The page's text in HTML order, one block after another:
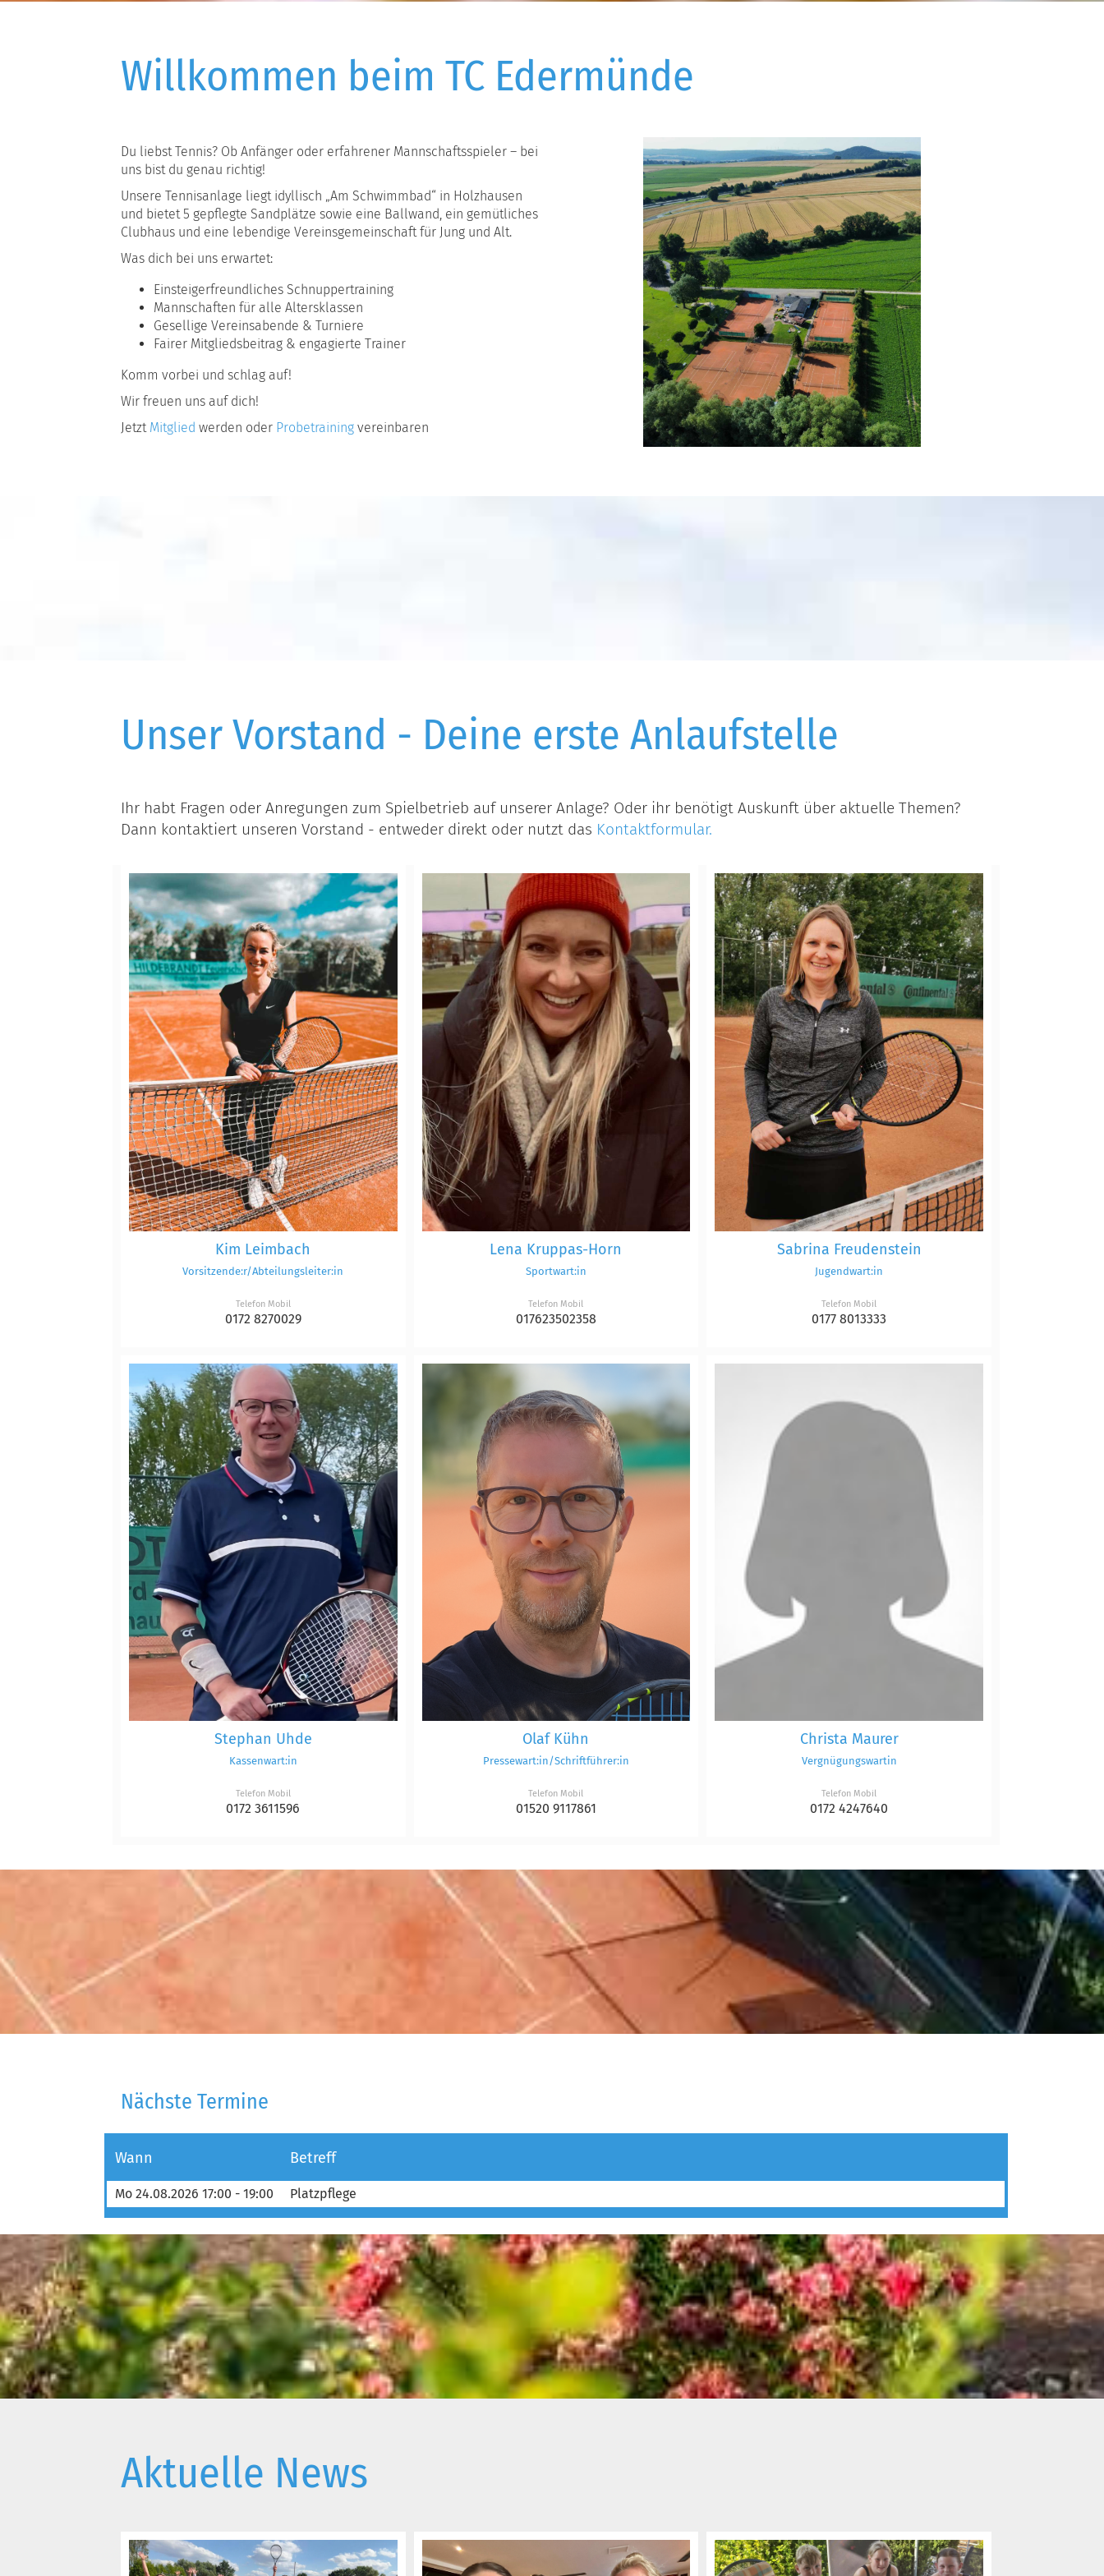
Willkommen beim TC Edermünde
Du liebst Tennis? Ob Anfänger oder erfahrener Mannschaftsspieler – bei
uns bist du genau richtig!
Unsere Tennisanlage liegt idyllisch „Am Schwimmbad“ in Holzhausen
und bietet 5 gepflegte Sandplätze sowie eine Ballwand, ein gemütliches
Clubhaus und eine lebendige Vereinsgemeinschaft für Jung und Alt.
Was dich bei uns erwartet:
Einsteigerfreundliches Schnuppertraining
Mannschaften für alle Altersklassen
Gesellige Vereinsabende & Turniere
Fairer Mitgliedsbeitrag & engagierte Trainer
Komm vorbei und schlag auf!
Wir freuen uns auf dich!
Jetzt Mitglied werden oder Probetraining vereinbaren
Unser Vorstand - Deine erste Anlaufstelle
Ihr habt Fragen oder Anregungen zum Spielbetrieb auf unserer Anlage? Oder ihr benötigt Auskunft über aktuelle Themen?
Dann kontaktiert unseren Vorstand - entweder direkt oder nutzt das Kontaktformular.
Kim Leimbach
Vorsitzende:r/Abteilungsleiter:in
Telefon Mobil
0172 8270029
Lena Kruppas-Horn
Sportwart:in
Telefon Mobil
017623502358
Sabrina Freudenstein
Jugendwart:in
Telefon Mobil
0177 8013333
Stephan Uhde
Kassenwart:in
Telefon Mobil
0172 3611596
Olaf Kühn
Pressewart:in/Schriftführer:in
Telefon Mobil
01520 9117861
Christa Maurer
Vergnügungswartin
Telefon Mobil
0172 4247640
Nächste Termine
Wann Betreff
Mo 24.08.2026 17:00 - 19:00 Platzpflege
Aktuelle News